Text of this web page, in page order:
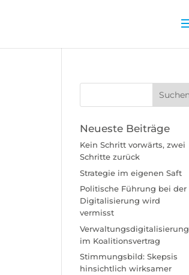
Neueste Beiträge
Kein Schritt vorwärts, zwei
Schritte zurück
Strategie im eigenen Saft
Politische Führung bei der
Digitalisierung wird
vermisst
Verwaltungsdigitalisierung
im Koalitionsvertrag
Stimmungsbild: Skepsis
hinsichtlich wirksamer